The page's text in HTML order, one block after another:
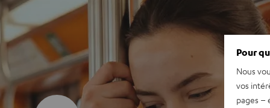
Pour
Nous
vos
pages –